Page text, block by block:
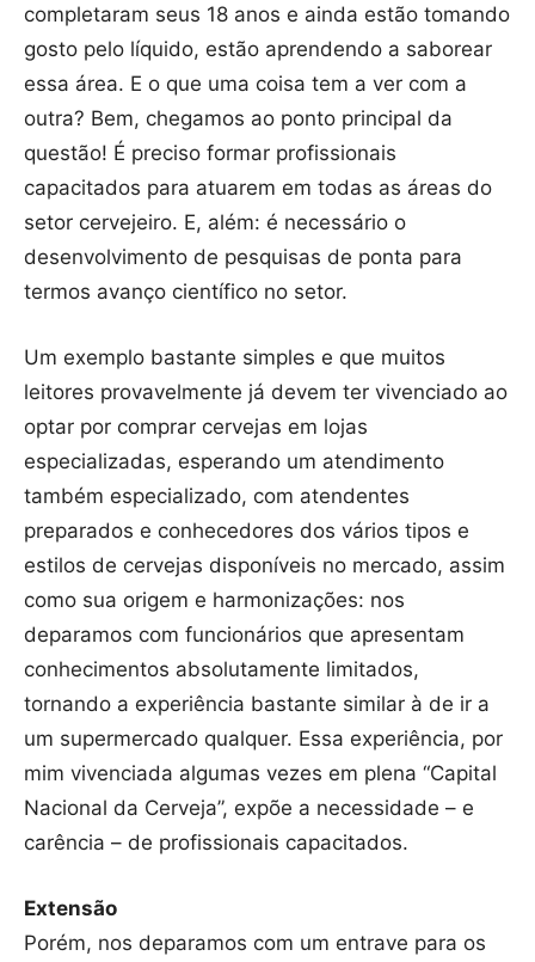
completaram seus 18 anos e ainda estão tomando
gosto pelo líquido, estão aprendendo a saborear
essa área. E o que uma coisa tem a ver com a
outra? Bem, chegamos ao ponto principal da
questão! É preciso formar profissionais
capacitados para atuarem em todas as áreas do
setor cervejeiro. E, além: é necessário o
desenvolvimento de pesquisas de ponta para
termos avanço científico no setor.
Um exemplo bastante simples e que muitos
leitores provavelmente já devem ter vivenciado ao
optar por comprar cervejas em lojas
especializadas, esperando um atendimento
também especializado, com atendentes
preparados e conhecedores dos vários tipos e
estilos de cervejas disponíveis no mercado, assim
como sua origem e harmonizações: nos
deparamos com funcionários que apresentam
conhecimentos absolutamente limitados,
tornando a experiência bastante similar à de ir a
um supermercado qualquer. Essa experiência, por
mim vivenciada algumas vezes em plena “Capital
Nacional da Cerveja”, expõe a necessidade – e
carência – de profissionais capacitados.
Extensão
Porém, nos deparamos com um entrave para os